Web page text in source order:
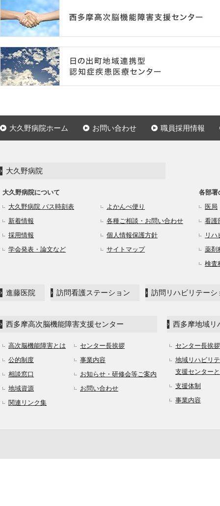
大久野病院ホーム お問い合わせ 職員採用情報
大久野病院
大久野病院について
大久野病院 バス時刻表
よかんべ便り
新着情報
各種ご相談・お問い合わせ
採用情報
個人情報保護方針
学会発表・論文など
サイトマップ
各部署
医局
看護
リ
薬剤
検査
進藤医院 訪問看護ステーション 訪問リハビリテーシ
西多摩高次脳機能障害支援センター
高次脳機能障害とは
公的制度
相談窓口
地域資源
関連リンク集
センター長挨拶
事業内容
お知らせ・研修会等ご案内
お問い合わせ
西多摩地域リ
センター長挨拶
地域リハビリ
支援センター
支援体制
事業内容